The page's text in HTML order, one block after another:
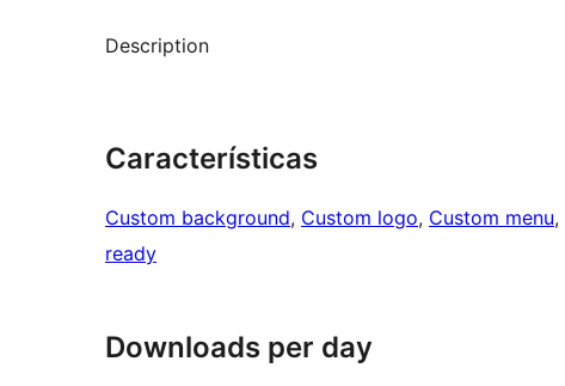
Description
Características
Custom background, Custom logo, Custom menu,
ready
Downloads per day